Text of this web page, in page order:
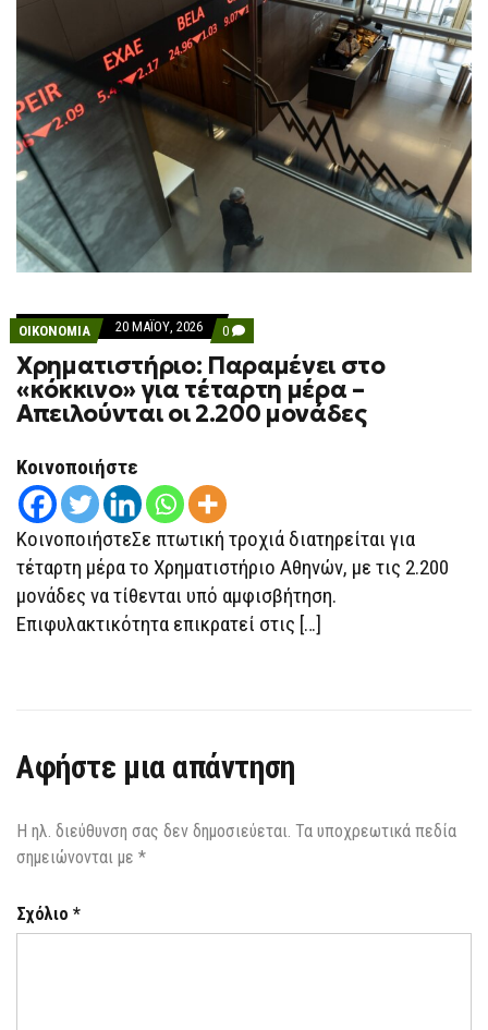
ΟΙΚΟΝΟΜΙΑ 20 ΜΑΪ́ΟΥ, 2026 0 COMMENTS
ON
ΧΡΗΜΑΤΙΣΤΉΡΙΟ:
ΠΑΡΑΜΈΝΕΙ
ΣΤΟ
«ΚΌΚΚΙΝΟ»
ΜΟΝΆΔΕΣ
Χρηματιστήριο: Παραμένει στο
«κόκκινο» για τέταρτη μέρα –
Απειλούνται οι 2.200 μονάδες
Κοινοποιήστε
ΚοινοποιήστεΣε πτωτική τροχιά διατηρείται για
τέταρτη μέρα το Χρηματιστήριο Αθηνών, με τις 2.200
μονάδες να τίθενται υπό αμφισβήτηση.
Επιφυλακτικότητα επικρατεί στις […]
Αφήστε μια απάντηση
Η ηλ. διεύθυνση σας δεν δημοσιεύεται. Τα υποχρεωτικά πεδία
σημειώνονται με *
Σχόλιο *